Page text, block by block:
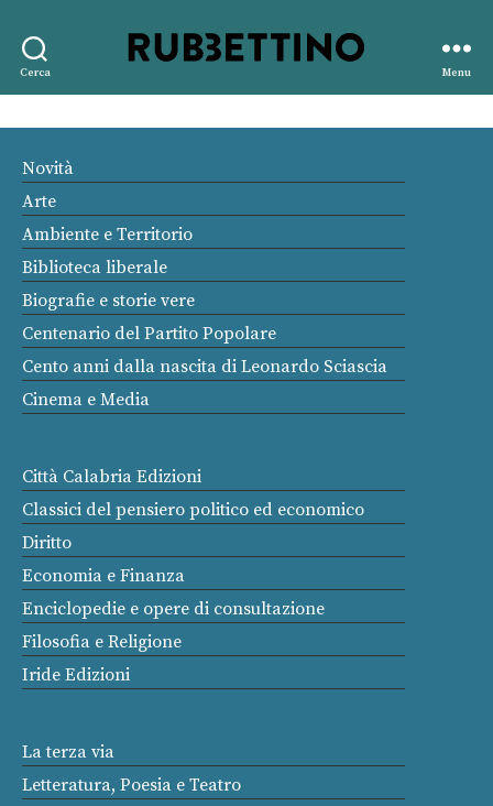
Cerca
editore
Menu
Novità
Arte
Ambiente e Territorio
Biblioteca liberale
Biografie e storie vere
Centenario del Partito Popolare
Cento anni dalla nascita di Leonardo Sciascia
Cinema e Media
Città Calabria Edizioni
Classici del pensiero politico ed economico
Diritto
Economia e Finanza
Enciclopedie e opere di consultazione
Filosofia e Religione
Iride Edizioni
La terza via
Letteratura, Poesia e Teatro